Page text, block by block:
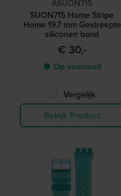
ASUON715
SUON715 Home Stripe
Home 19.7 mm Gestreepte
siliconen band
€ 30,-
● Op voorraad
Vergelijk
Bekijk Product